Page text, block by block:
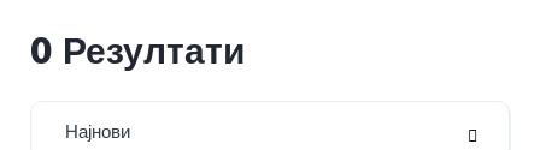
0 Резултати
Најнови